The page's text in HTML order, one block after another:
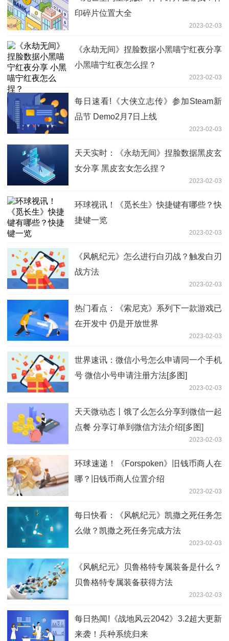
印碎片位置大全
2023-02-03
《永劫无间》捏脸数据小黑喵宁红夜分享
小黑喵宁红夜怎么捏？
2023-02-03
每日速看!《大侠立志传》参加Steam新
品节 Demo2月7日上线
2023-02-03
天天实时：《永劫无间》捏脸数据黑皮玄
女分享 黑皮玄女怎么捏？
2023-02-03
环球视讯！《觅长生》快捷键有哪些？快
捷键一览
2023-02-03
《风帆纪元》怎么进行白刃战？触发白刃
战方法
2023-02-03
热门看点：《索尼克》系列下一款游戏已
在开发中 仍是开放世界
2023-02-03
世界速讯：微信小号怎么申请同一个手机
号 微信小号申请注册方法[多图]
2023-02-03
天天微动态丨饿了么怎么分享到微信一起
点餐 分享订单到微信方法介绍[多图]
2023-02-03
环球速递！《Forspoken》旧钱币商人在
哪？旧钱币商人位置介绍
2023-02-03
每日快看：《风帆纪元》凯撒之死任务怎
么做？凯撒之死任务完成方法
2023-02-03
《风帆纪元》贝鲁格特专属装备是什么？
贝鲁格特专属装备获得方法
2023-02-03
每日热闻!《战地风云2042》3.2超大更新
来袭！兵种系统归来